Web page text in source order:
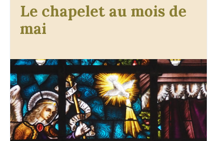
Le chapelet au mois de
mai